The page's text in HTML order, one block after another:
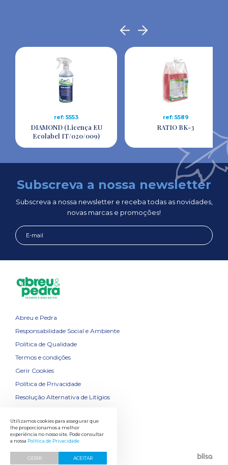
ref: 5553
DIAMOND (Licença EU
Ecolabel IT/020/009)
ref: 5589
RATIO BK-3
Subscreva a nossa newsletter
Subscreva a nossa newsletter e receba todas as novidades,
novas marcas e promoções!
Abreu e Pedra
Responsabilidade Social e Ambiente
Política de Qualidade
Termos e condições
Gerir Cookies
Política de Privacidade
Resolução Alternativa de Litígios
Utilizamos cookies para assegurar que
lhe proporcionamos a melhor
experiência no nosso site. Pode consultar
a nossa Política de Privacidade
GERIR ACEITAR